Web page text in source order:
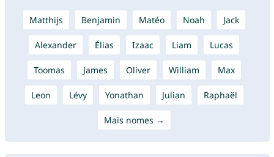
Matthijs Benjamin Matéo Noah Jack
Alexander Élias Izaac Liam Lucas
Toomas James Oliver William Max
Leon Lévy Yonathan Julian Raphaël
Mais nomes →